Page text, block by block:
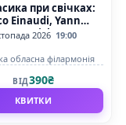
при свічках:
Einaudi, Yann
Max Richter
2026 19:00
обласна філармонія
ВІД390₴
КВИТКИ